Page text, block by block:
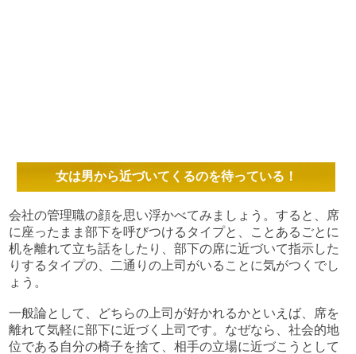
女は男から近づいてくるのを待っている！
会社の管理職の顔を思い浮かべてみましょう。すると、席
に座ったまま部下を呼びつけるタイプと、ことあるごとに
机を離れて立ち話をしたり、部下の席に近づいて指示した
りするタイプの、二通りの上司がいることに気がつくでし
ょう。
一般論として、どちらの上司が好かれるかといえば、席を
離れて気軽に部下に近づく上司です。なぜなら、社会的地
位である自分の椅子を捨て、相手の立場に近づこうとして